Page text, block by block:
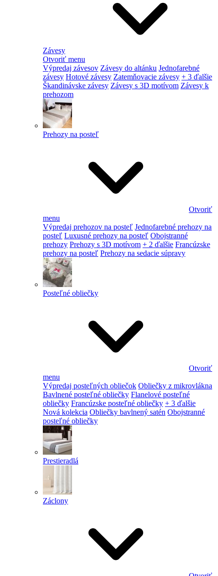
Závesy
Otvoriť menu
Výpredaj závesov Závesy do altánku Jednofarebné
závesy Hotové závesy Zatemňovacie závesy + 3 ďalšie
Škandinávske závesy Závesy s 3D motívom Závesy k
prehozom
Prehozy na posteľ
Otvoriť
menu
Výpredaj prehozov na posteľ Jednofarebné prehozy na
posteľ Luxusné prehozy na posteľ Obojstranné
prehozy Prehozy s 3D motívom + 2 ďalšie Francúzske
prehozy na posteľ Prehozy na sedacie súpravy
Posteľné obliečky
Otvoriť
menu
Výpredaj posteľných obliečok Obliečky z mikrovlákna
Bavlnené posteľné obliečky Flanelové posteľné
obliečky Francúzske posteľné obliečky + 3 ďalšie
Nová kolekcia Obliečky bavlnený satén Obojstranné
posteľné obliečky
Prestieradlá
Záclony